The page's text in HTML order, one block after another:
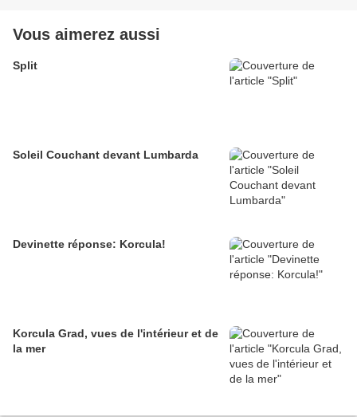
Vous aimerez aussi
Split
Soleil Couchant devant Lumbarda
Devinette réponse: Korcula!
Korcula Grad, vues de l'intérieur et de
la mer